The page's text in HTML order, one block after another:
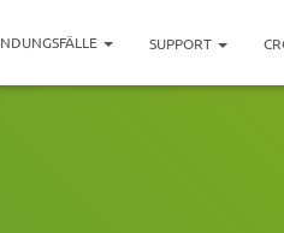
SUPPORT